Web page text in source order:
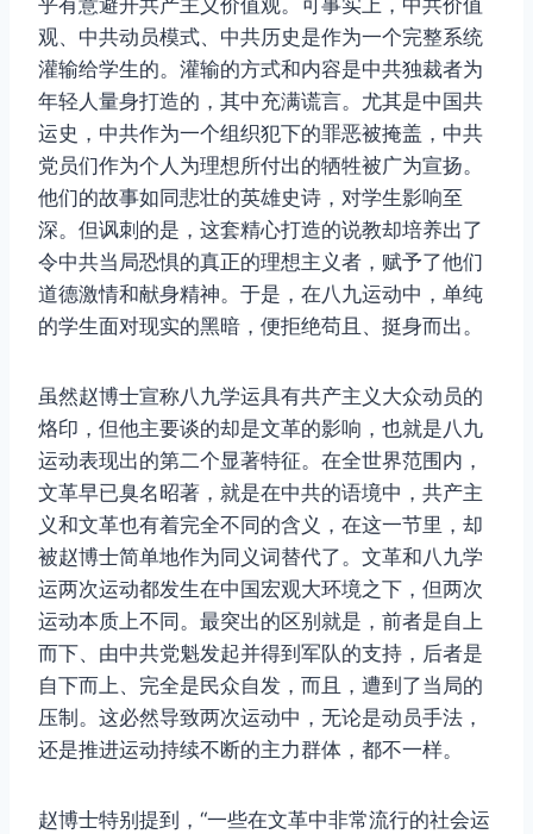
乎有意避开共产主义价值观。可事实上，中共价值
观、中共动员模式、中共历史是作为一个完整系统
灌输给学生的。灌输的方式和内容是中共独裁者为
年轻人量身打造的，其中充满谎言。尤其是中国共
运史，中共作为一个组织犯下的罪恶被掩盖，中共
党员们作为个人为理想所付出的牺牲被广为宣扬。
他们的故事如同悲壮的英雄史诗，对学生影响至
深。但讽刺的是，这套精心打造的说教却培养出了
令中共当局恐惧的真正的理想主义者，赋予了他们
道德激情和献身精神。于是，在八九运动中，单纯
的学生面对现实的黑暗，便拒绝苟且、挺身而出。
虽然赵博士宣称八九学运具有共产主义大众动员的
烙印，但他主要谈的却是文革的影响，也就是八九
运动表现出的第二个显著特征。在全世界范围内，
文革早已臭名昭著，就是在中共的语境中，共产主
义和文革也有着完全不同的含义，在这一节里，却
被赵博士简单地作为同义词替代了。文革和八九学
运两次运动都发生在中国宏观大环境之下，但两次
运动本质上不同。最突出的区别就是，前者是自上
而下、由中共党魁发起并得到军队的支持，后者是
自下而上、完全是民众自发，而且，遭到了当局的
压制。这必然导致两次运动中，无论是动员手法，
还是推进运动持续不断的主力群体，都不一样。
赵博士特别提到，“一些在文革中非常流行的社会运